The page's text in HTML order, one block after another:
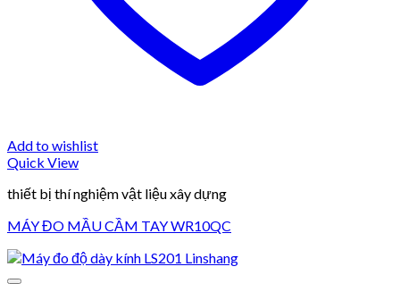
Add to wishlist
Quick View
thiết bị thí nghiệm vật liệu xây dựng
MÁY ĐO MẦU CẦM TAY WR10QC